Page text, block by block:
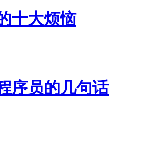
十大烦恼
序员的几句话